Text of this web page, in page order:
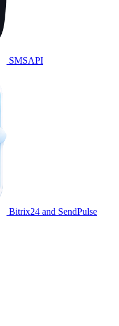
SMSAPI
Bitrix24 and SendPulse